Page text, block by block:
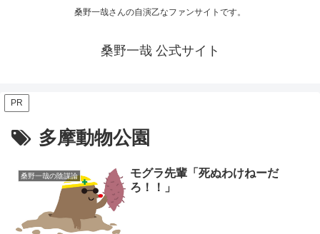
桑野一哉さんの自演乙なファンサイトです。
桑野一哉 公式サイト
PR
多摩動物公園
桑野一哉の陰謀論
モグラ先輩「死ぬわけねーだ
ろ！！」